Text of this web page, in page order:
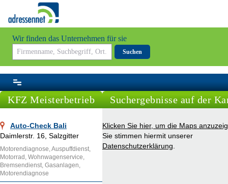
Wir finden das Unternehmen für sie
Suchen
KFZ Meisterbetrieb
Auto-Check Bali
Daimlerstr. 16, Salzgitter
Motorendiagnose, Auspuffdienst,
Motorrad, Wohnwagenservice,
Bremsendienst, Gasanlagen,
Motorendiagnose
Suchergebnisse auf der
Klicken Sie hier, um die Maps
Sie stimmen hiermit unserer
Datenschutzerklärung